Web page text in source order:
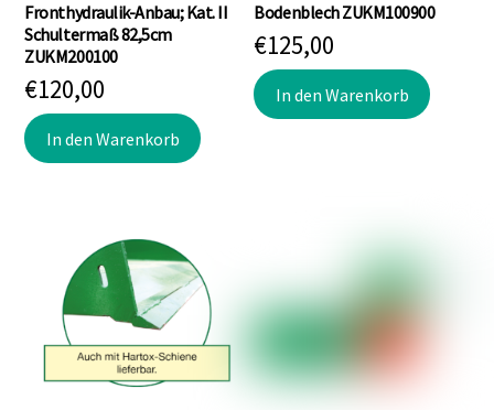
Fronthydraulik-Anbau; Kat. II
Schultermaß 82,5cm
ZUKM200100
€120,00
In den Warenkorb
Bodenblech ZUKM100900
€125,00
In den Warenkorb